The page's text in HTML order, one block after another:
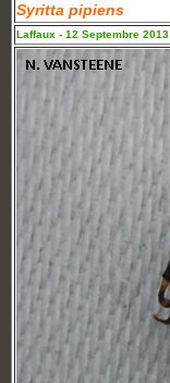
Syritta pipiens
Laffaux - 12 Septembre 2013